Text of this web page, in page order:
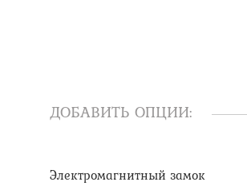
ДОБАВИТЬ ОПЦИИ:
Электромагнитный замок